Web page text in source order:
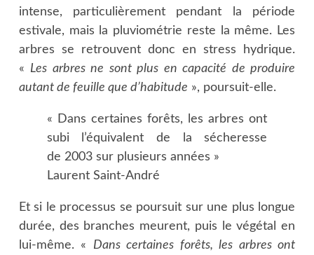
intense, particulièrement pendant la période
estivale, mais la pluviométrie reste la même. Les
arbres se retrouvent donc en stress hydrique.
« Les arbres ne sont plus en capacité de produire
autant de feuille que d’habitude », poursuit-elle.
« Dans certaines forêts, les arbres ont
subi l’équivalent de la sécheresse
de 2003 sur plusieurs années »
Laurent Saint-André
Et si le processus se poursuit sur une plus longue
durée, des branches meurent, puis le végétal en
lui-même. « Dans certaines forêts, les arbres ont